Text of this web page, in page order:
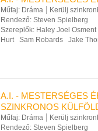
Műfaj: Dráma Kerülj
Rendező: Steven Spielberg
Szereplők: Haley Joel Osment
Hurt
Sam Robards Jake
A.I. - MESTERSÉGES
SZINKRONOS
Műfaj: Dráma Kerülj
Rendező: Steven Spielberg